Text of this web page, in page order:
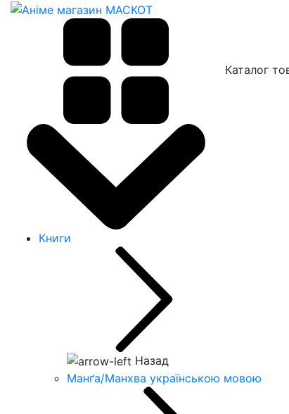
Каталог
Книги
Назад
Манґа/Манхва українською мовою